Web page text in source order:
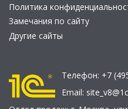
Политика
Замечания по сайту
Другие сайты
Телефон: +7
Email: